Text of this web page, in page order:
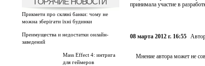
Прикмети про скляні банки: чому не
можна зберігати їхні будинки
Преимущества и недостатки онлайн-
заведений
Mass Effect 4: интрига
для геймеров
принимала участие в
08 марта 2012 г. 16:55
Мнение автора может не